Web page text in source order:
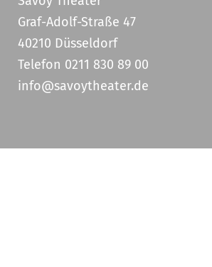
Graf-Adolf-Straße 47
40210 Düsseldorf
Telefon 0211 830 89 00
info@savoytheater.de